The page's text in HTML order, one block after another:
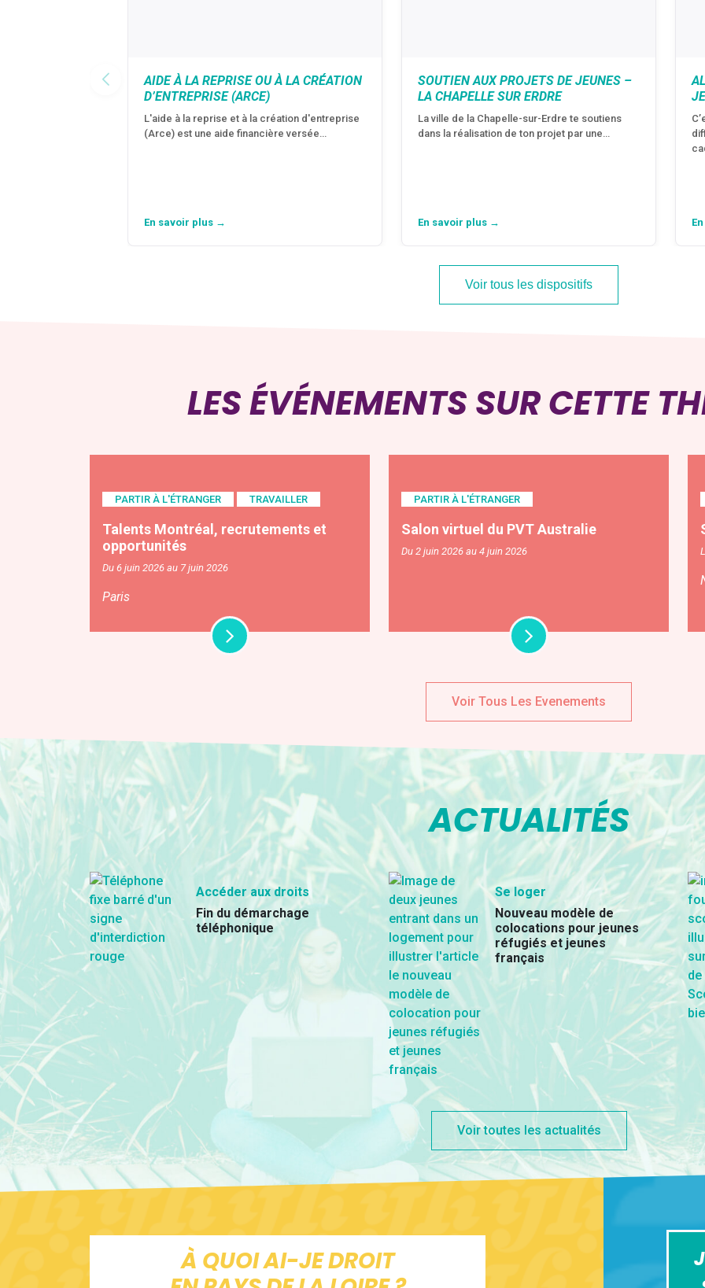
AIDE À LA REPRISE OU À LA CRÉATION
D’ENTREPRISE (ARCE)
L'aide à la reprise et à la création d'entreprise
(Arce) est une aide financière versée…
En savoir plus →
SOUTIEN AUX PROJETS DE JEUNES –
LA CHAPELLE SUR ERDRE
La ville de la Chapelle-sur-Erdre te soutiens
dans la réalisation de ton projet par une…
En savoir plus →
Voir tous les dispositifs
LES ÉVÉNEMENTS SUR CETTE
PARTIR À L'ÉTRANGER TRAVAILLER
Talents Montréal, recrutements et
opportunités
Du 6 juin 2026 au 7 juin 2026
Paris
PARTIR À L'ÉTRANGER
Salon virtuel du PVT Australie
Du 2 juin 2026 au 4 juin 2026
Voir Tous Les Evenements
ACTUALITÉS
Accéder aux droits
Fin du démarchage
téléphonique
Se loger
Nouveau modèle de
colocations pour jeunes
réfugiés et jeunes
français
Voir toutes les actualités
À QUOI AI-JE DROIT